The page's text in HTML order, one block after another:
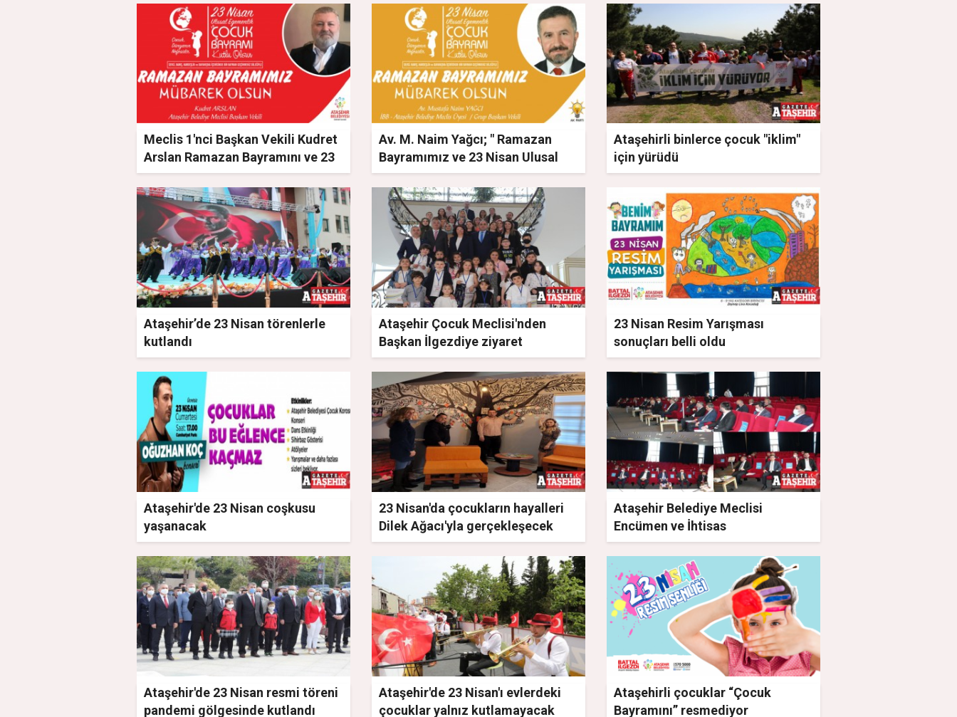
Bayramı mesajı
Bayramını kutladı
Meclis 1'nci Başkan Vekili Kudret
Arslan Ramazan Bayramını ve 23
Nisan Ulusal Egemenlik ve Çocuk
Bayramını kutladı
Av. M. Naim Yağcı; " Ramazan
Bayramımız ve 23 Nisan Ulusal
Egemenlik ve Çocuk Bayramımız
kutlu olsun"
Ataşehirli binlerce çocuk "iklim"
için yürüdü
Ataşehir’de 23 Nisan törenlerle
kutlandı
Ataşehir Çocuk Meclisi'nden
Başkan İlgezdiye ziyaret
23 Nisan Resim Yarışması
sonuçları belli oldu
Ataşehir'de 23 Nisan coşkusu
yaşanacak
23 Nisan'da çocukların hayalleri
Dilek Ağacı'yla gerçekleşecek
Ataşehir Belediye Meclisi
Encümen ve İhtisas
Komisyonlarına yeni üyelerini
seçti
Ataşehir'de 23 Nisan resmi töreni
pandemi gölgesinde kutlandı
Ataşehir'de 23 Nisan'ı evlerdeki
çocuklar yalnız kutlamayacak
Ataşehirli çocuklar “Çocuk
Bayramını” resmediyor